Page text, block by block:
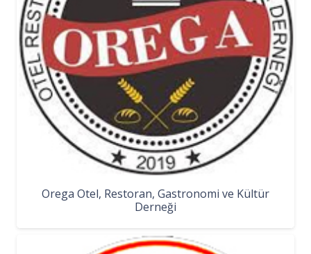
Orega Otel, Restoran, Gastronomi ve Kültür
Derneği